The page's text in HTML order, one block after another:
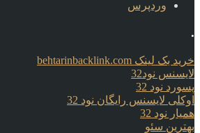
وردپرس
.
خرید بک لینک behtarinbacklink.com
لایسنس نود32
پسورد نود 32
اوکلی لایسنس رایگان نود 32
همیار نود 32
بهترین سئو